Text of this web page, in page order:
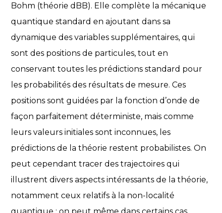
Bohm (théorie dBB). Elle complète la mécanique
quantique standard en ajoutant dans sa
dynamique des variables supplémentaires, qui
sont des positions de particules, tout en
conservant toutes les prédictions standard pour
les probabilités des résultats de mesure. Ces
positions sont guidées par la fonction d’onde de
façon parfaitement déterministe, mais comme
leurs valeurs initiales sont inconnues, les
prédictions de la théorie restent probabilistes. On
peut cependant tracer des trajectoires qui
illustrent divers aspects intéressants de la théorie,
notamment ceux relatifs à la non-localité
quantique ; on peut même dans certains cas